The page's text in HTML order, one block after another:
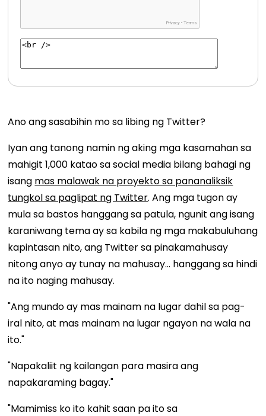
Ano ang sasabihin mo sa libing ng Twitter?
Iyan ang tanong namin ng aking mga kasamahan sa
mahigit 1,000 katao sa social media bilang bahagi ng
isang mas malawak na proyekto sa pananaliksik
tungkol sa paglipat ng Twitter. Ang mga tugon ay
mula sa bastos hanggang sa patula, ngunit ang isang
karaniwang tema ay sa kabila ng mga makabuluhang
kapintasan nito, ang Twitter sa pinakamahusay
nitong anyo ay tunay na mahusay... hanggang sa hindi
na ito naging mahusay.
"Ang mundo ay mas mainam na lugar dahil sa pag-
iral nito, at mas mainam na lugar ngayon na wala na
ito."
"Napakaliit ng kailangan para masira ang
napakaraming bagay."
"Mamimiss ko ito kahit saan pa ito sa